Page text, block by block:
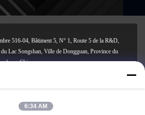
516-04, Bâtiment 5, N° 1, Route 5 de la R&D,
du Lac Songshan, Ville de Dongguan, Province du
Chine
6:34 AM